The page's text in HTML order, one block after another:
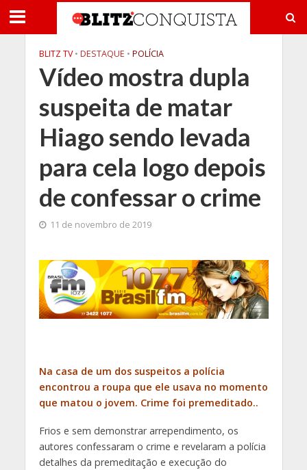
BLITZ TV • DESTAQUE • POLÍCIA
Vídeo mostra dupla
suspeita de matar
Hiago sendo levada
para cela logo depois
de confessar o crime
11 de novembro de 2019
Na casa de um dos suspeitos a polícia
encontrou a roupa que ele usava no momento
que matou o jovem. Crime foi premeditado..
Frios e sem demonstrar arrependimento, os
autores confessaram o crime e revelaram a polícia
detalhes da premeditação e execução do